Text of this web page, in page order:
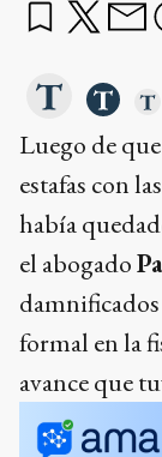
Luego de
estafas con
había
el abogado
formal en la
avance que